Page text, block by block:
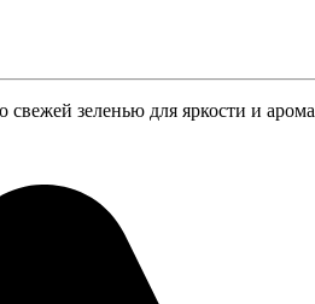
зеленью для яркости и